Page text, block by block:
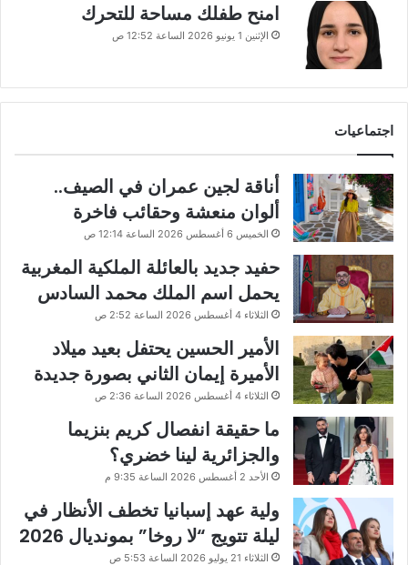
امنح طفلك مساحة للتحرك
الإثنين 1 يونيو 2026 الساعة 12:52 ص
اجتماعيات
أناقة لجين عمران في الصيف..
ألوان منعشة وحقائب فاخرة
الخميس 6 أغسطس 2026 الساعة 12:14 ص
حفيد جديد بالعائلة الملكية المغربية
يحمل اسم الملك محمد السادس
الثلاثاء 4 أغسطس 2026 الساعة 2:52 ص
الأمير الحسين يحتفل بعيد ميلاد
الأميرة إيمان الثاني بصورة جديدة
الثلاثاء 4 أغسطس 2026 الساعة 2:36 ص
ما حقيقة انفصال كريم بنزيما
والجزائرية لينا خضري؟
الأحد 2 أغسطس 2026 الساعة 9:35 م
ولية عهد إسبانيا تخطف الأنظار في
ليلة تتويج “لا روخا” بمونديال 2026
الثلاثاء 21 يوليو 2026 الساعة 5:53 ص